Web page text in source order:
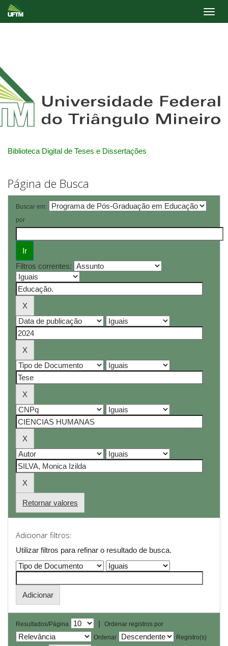
Biblioteca Digital de Teses e Dissertações
Página de Busca
Buscar em:
por
Filtros correntes:
Retornar valores
Adicionar filtros:
Utilizar filtros para refinar o resultado de busca.
Resultados/Página |
Ordenar registros por
Ordenar
Registro(s)